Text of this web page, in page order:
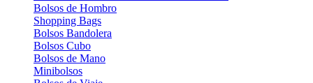
Bolsos de Hombro
Shopping Bags
Bolsos Bandolera
Bolsos Cubo
Bolsos de Mano
Minibolsos